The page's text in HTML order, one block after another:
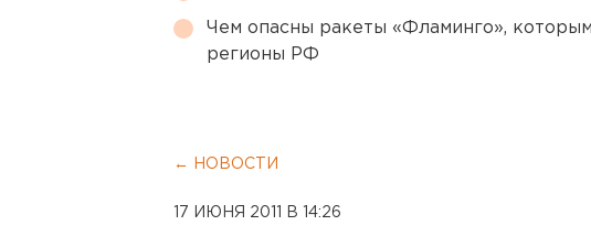
Чем опасны ракеты «Фламинго»,
регионы РФ
← НОВОСТИ
17 ИЮНЯ 2011 В 14:26